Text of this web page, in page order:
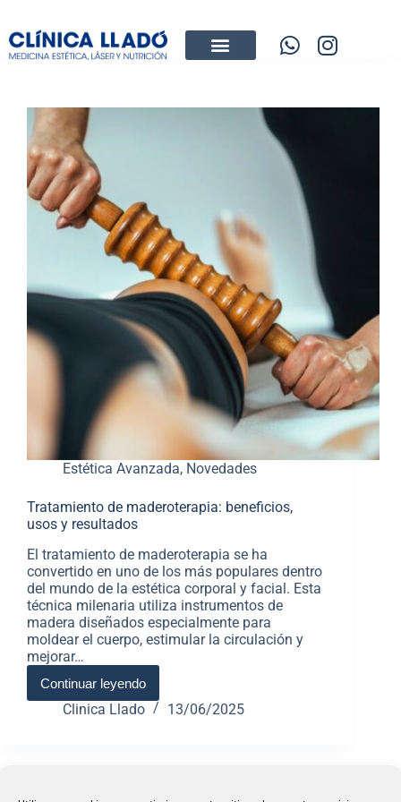
Estética Avanzada, Novedades
Tratamiento de maderoterapia: beneficios,
usos y resultados
El tratamiento de maderoterapia se ha
convertido en uno de los más populares dentro
del mundo de la estética corporal y facial. Esta
técnica milenaria utiliza instrumentos de
madera diseñados especialmente para
moldear el cuerpo, estimular la circulación y
mejorar…
Continuar leyendo
Clinica Llado 13/06/2025